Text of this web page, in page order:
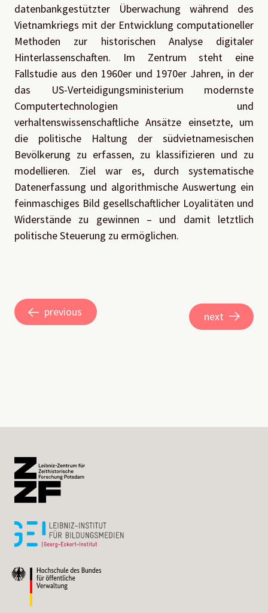
datenbankgestützter Überwachung während des
Vietnamkriegs mit der Entwicklung computationeller
Methoden zur historischen Analyse digitaler
Hinterlassenschaften. Im Zentrum steht eine
Fallstudie aus den 1960er und 1970er Jahren, in der
das US-Verteidigungsministerium modernste
Computertechnologien und
verhaltenswissenschaftliche Ansätze einsetzte, um
die politische Haltung der südvietnamesischen
Bevölkerung zu erfassen, zu klassifizieren und zu
modellieren. Ziel war es, durch systematische
Datenerfassung und algorithmische Auswertung ein
feinmaschiges Bild gesellschaftlicher Loyalitäten und
Widerstände zu gewinnen – und damit letztlich
politische Steuerung zu ermöglichen.
previous next